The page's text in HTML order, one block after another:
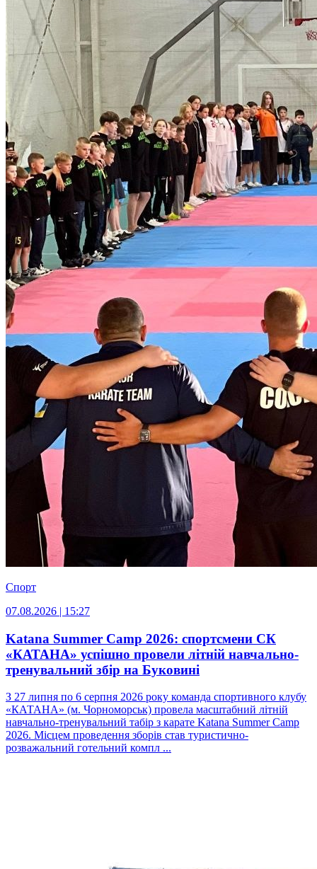
Спорт
07.08.2026 | 15:27
Katana Summer Camp 2026: спортсмени СК
«КАТАНА» успішно провели літній навчально-
тренувальний збір на Буковині
З 27 липня по 6 серпня 2026 року команда спортивного клубу
«КАТАНА» (м. Чорноморськ) провела масштабний літній
навчально-тренувальний табір з карате Katana Summer Camp
2026. Місцем проведення зборів став туристично-
розважальний готельний компл ...